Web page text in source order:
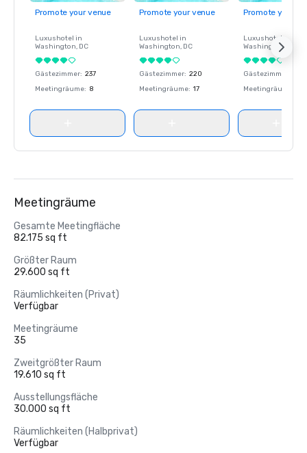
Promote your venue
Luxushotel in
Washington, DC
Gästezimmer: 237
Meetingräume: 8
Promote your venue
Luxushotel in
Washington, DC
Gästezimmer: 220
Meetingräume: 17
Promote your
Luxushotel in
Washington
Gästezimmer
Meetingräume
Meetingräume
Gesamte Meetingfläche
82.175 sq ft
Größter Raum
29.600 sq ft
Räumlichkeiten (Privat)
Verfügbar
Meetingräume
35
Zweitgrößter Raum
19.610 sq ft
Ausstellungsfläche
30.000 sq ft
Räumlichkeiten (Halbprivat)
Verfügbar